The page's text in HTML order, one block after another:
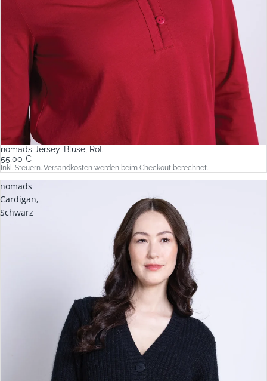
nomads Jersey-Bluse, Rot
55,00 €
Inkl. Steuern. Versandkosten werden beim Checkout berechnet.
nomads
Cardigan,
Schwarz